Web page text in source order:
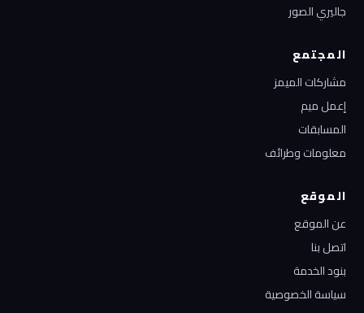
جاليري الصور
المجتمع
مشاركات الميمز
إعمل ميم
المسابقات
معلومات وطرائف
الموقع
عن الموقع
اتصل بنا
بنود الخدمة
سياسة الخصوصية